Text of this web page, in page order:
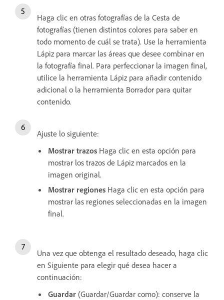
Haga clic en otras fotografías de la Cesta de
fotografías (tienen distintos colores para saber en
todo momento de cuál se trata). Use la herramienta
Lápiz para marcar las áreas que desee combinar en
la fotografía final. Para perfeccionar la imagen final,
utilice la herramienta Lápiz para añadir contenido
adicional o la herramienta Borrador para quitar
contenido.
Ajuste lo siguiente:
Mostrar trazos Haga clic en esta opción para
mostrar los trazos de Lápiz marcados en la
imagen original.
Mostrar regiones Haga clic en esta opción para
mostrar las regiones seleccionadas en la imagen
final.
Una vez que obtenga el resultado deseado, haga clic
en Siguiente para elegir qué desea hacer a
continuación:
Guardar (Guardar/Guardar como): conserve la